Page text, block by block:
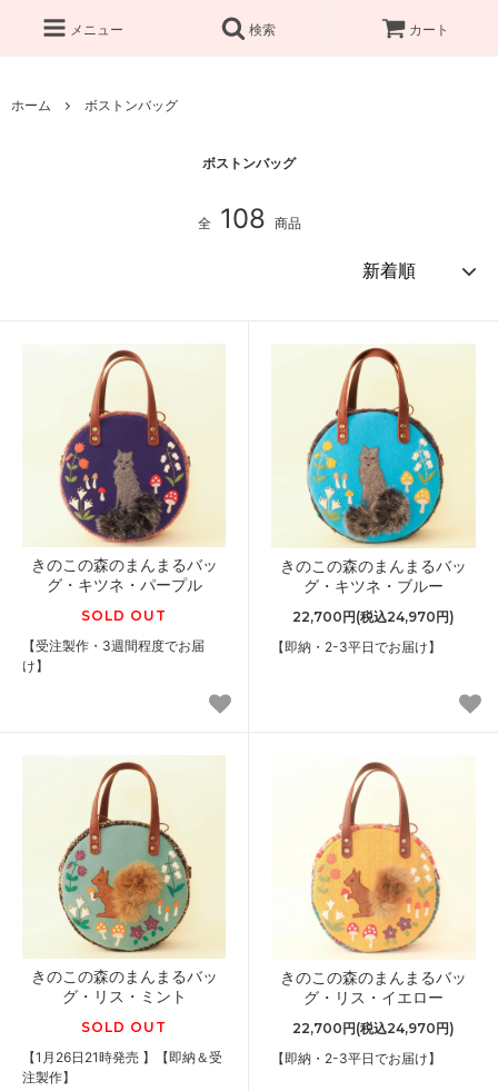
メニュー 検索 カート
ホーム ボストンバッグ
ボストンバッグ
全 108 商品
きのこの森のまんまるバッ
グ・キツネ・パープル
SOLD OUT
【受注製作・3週間程度でお届
け】
きのこの森のまんまるバッ
グ・キツネ・ブルー
22,700円(税込24,970円)
【即納・2-3平日でお届け】
きのこの森のまんまるバッ
グ・リス・ミント
SOLD OUT
【1月26日21時発売 】【即納＆受
注製作】
きのこの森のまんまるバッ
グ・リス・イエロー
22,700円(税込24,970円)
【即納・2-3平日でお届け】